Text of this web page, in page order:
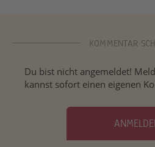
KOMMENTAR
Du bist nicht angemeldet!
kannst sofort einen eigenen